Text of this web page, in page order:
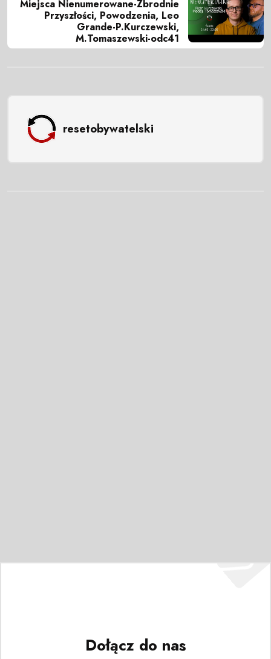
Miejsca Nienumerowane-Zbrodnie
Przyszłości, Powodzenia, Leo
Grande-P.Kurczewski,
M.Tomaszewski-odc41
resetobywatelski
Dołącz do nas